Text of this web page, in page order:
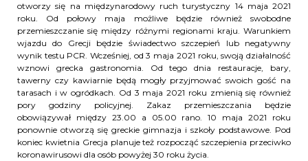
otworzy się na międzynarodowy ruch turystyczny 14 maja 2021
roku. Od połowy maja możliwe będzie również swobodne
przemieszczanie się między różnymi regionami kraju. Warunkiem
wjazdu do Grecji będzie świadectwo szczepień lub negatywny
wynik testu PCR. Wcześniej, od 3 maja 2021 roku, swoją działalność
wznowi grecka gastronomia. Od tego dnia restauracje, bary,
tawerny czy kawiarnie będą mogły przyjmować swoich gość na
tarasach i w ogródkach. Od 3 maja 2021 roku zmienią się również
pory godziny policyjnej. Zakaz przemieszczania będzie
obowiązywał między 23.00 a 05.00 rano. 10 maja 2021 roku
ponownie otworzą się greckie gimnazja i szkoły podstawowe. Pod
koniec kwietnia Grecja planuje też rozpocząć szczepienia przeciwko
koronawirusowi dla osób powyżej 30 roku życia.